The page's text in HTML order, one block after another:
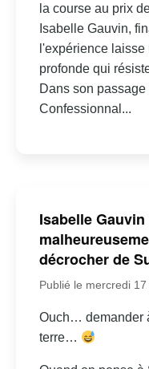
la course au prix
Isabelle Gauvin,
l'expérience
profonde qui
Dans son
Confessionnal...
Isabelle
décrocher de
Publié le mercredi
Ouch… demander
terre…